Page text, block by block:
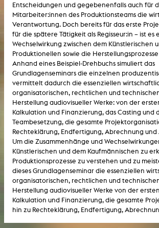
Entscheidungen und gegebenenfalls auch für
Mitarbeiter:innen des Produktionsteams die
Verantwortung. Doch bereits für das erste
für die spätere Tätigkeit als Regisseur:in – ist es
Wechselwirkung zwischen dem Künstlerischen
Produktionellen sowie die
Anhand eines Beispiel-Drehbuchs simuliert das
Grundlagenseminars die einzelnen
vermittelt dadurch die essenziellen
organisatorischen, rechtlichen und
Herstellung audiovisueller Werke: von der
Kalkulation und Finanzierung, das Casting und
Teambesetzung, die gesamte
Rechteklärung, Endfertigung, Abrechnung und
Um die Zusammenhänge und
Künstlerischen und dem Kaufmännischen zu
Produktionsprozesse zu verstehen und zu
dieses Grundlagenseminar die essenziellen
organisatorischen, rechtlichen und
Herstellung audiovisueller Werke von der
Kalkulation und Finanzierung, die gesamte
hin zu Rechteklärung, Endfertigung,